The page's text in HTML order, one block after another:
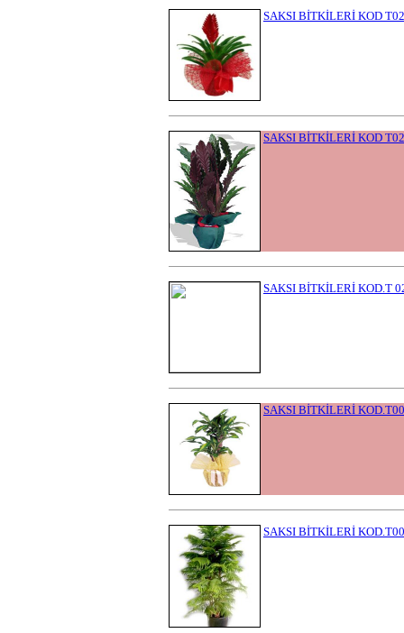
SAKSI BİTKİLERİ KOD
SAKSI BİTKİLERİ KOD
SAKSI BİTKİLERİ KOD.T
SAKSI BİTKİLERİ
SAKSI BİTKİLERİ